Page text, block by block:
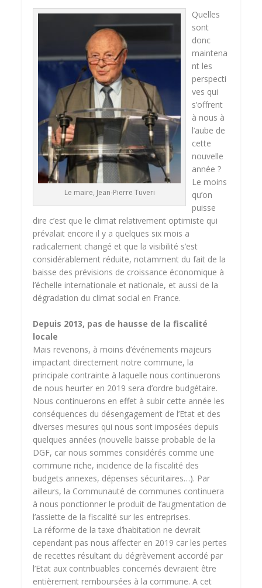
Le maire, Jean-Pierre Tuveri
Quelles
sont
donc
maintena
nt les
perspecti
ves qui
s’offrent
à nous à
l’aube de
cette
nouvelle
année ?
Le moins
qu’on
puisse
dire c’est que le climat relativement optimiste qui
prévalait encore il y a quelques six mois a
radicalement changé et que la visibilité s’est
considérablement réduite, notamment du fait de la
baisse des prévisions de croissance économique à
l’échelle internationale et nationale, et aussi de la
dégradation du climat social en France.
Depuis 2013, pas de hausse de la fiscalité
locale
Mais revenons, à moins d’événements majeurs
impactant directement notre commune, la
principale contrainte à laquelle nous continuerons
de nous heurter en 2019 sera d’ordre budgétaire.
Nous continuerons en effet à subir cette année les
conséquences du désengagement de l’Etat et des
diverses mesures qui nous sont imposées depuis
quelques années (nouvelle baisse probable de la
DGF, car nous sommes considérés comme une
commune riche, incidence de la fiscalité des
budgets annexes, dépenses sécuritaires…). Par
ailleurs, la Communauté de communes continuera
à nous ponctionner le produit de l’augmentation de
l’assiette de la fiscalité sur les entreprises.
La réforme de la taxe d’habitation ne devrait
cependant pas nous affecter en 2019 car les pertes
de recettes résultant du dégrèvement accordé par
l’Etat aux contribuables concernés devraient être
entièrement remboursées à la commune. A cet